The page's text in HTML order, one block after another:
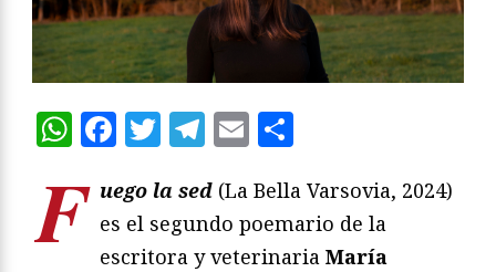
WhatsApp
Facebook
Twitter
Telegram
Email
F uego la sed (La Bella Varsovia, 2024)
es el segundo poemario de la
escritora y veterinaria María